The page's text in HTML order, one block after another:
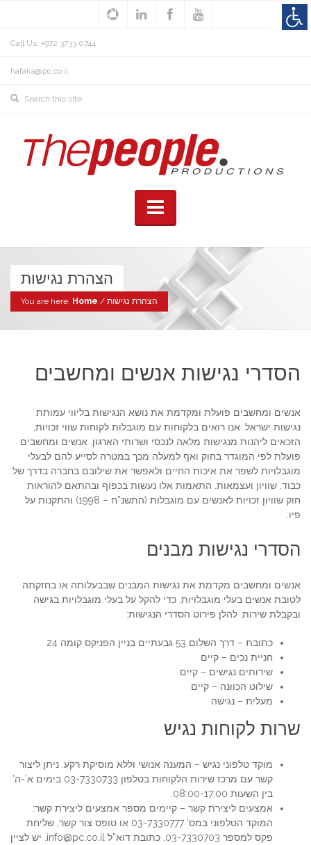
Call Us: +972 3733 0744
hafaka@pc.co.il
הצהרת נגישות
You are here: Home / הצהרת נגישות
הסדרי נגישות אנשים ומחשבים
אנשים ומחשבים פועלת ומקדמת את נושא הנגישות בליווי עמותת
נגישות ישראל. אנו רואים בלקוחות עם מוגבלות לקוחות שווי זכויות,
הזכאים ליהנות מנגישות מלאה לנכסי ושרותי הארגון. אנשים ומחשבים
פועלת לפי המוגדר בחוק ואף למעלה מכך במטרה לסייע להם לבעלי
מוגבלויות לשפר את איכות החיים ולאפשר את שילובם בחברה בדרך של
כבוד, שוויון ועצמאות. התאמות אלו נעשות בכפוף ובהתאם להוראות
חוק שוויון זכויות לאנשים עם מוגבלות (התשנ”ח – 1998) והתקנות על
פיו.
הסדרי נגישות מבנים
אנשים ומחשבים מקדמת את נגישות המבנים שבבעלותה או בחזקתה
לטובת אנשים בעלי מוגבלויות, כדי להקל על בעלי מוגבלויות בגישה
ובקבלת שירות. להלן פירוט הסדרי הנגישות:
כתובת – דרך השלום 53 גבעתיים בניין הפניקס קומה 24
חניית נכים – קיים
שירותים נגישים – קיים
שילוט הכוונה – קיים
מעלית – נגישה
שרות לקוחות נגיש
מוקד טלפוני נגיש – המענה אנושי וללא מוסיקת רקע. ניתן ליצור
קשר עם מרכז שירות הלקוחות בטלפון 03-7330733 בימים א’-ה’
בין השעות 08:00-17:00.
אמצעים ליצירת קשר – קיימים מספר אמצעים ליצירת קשר:
המוקד הטלפוני במס’ 03-7330777 או טופס צור קשר, שליחת
פקס למספר 03-7330703, כתובת דוא”ל info@pc.co.il. יש לציין